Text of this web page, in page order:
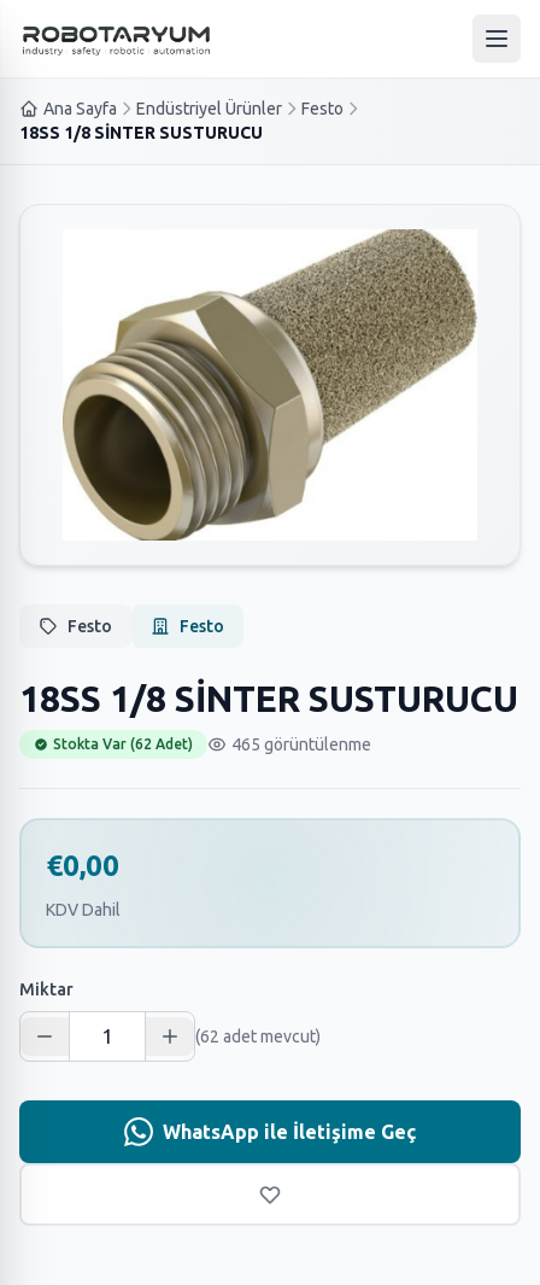
Ana içeriğe geç
Ana
Ana Sayfa Endüstriyel Ürünler
Festo
18SS 1/8 SİNTER SUSTURUCU
Festo Festo
18SS 1/8 SİNTER SUSTURUCU
Stokta Var (62 Adet) 465 görüntülenme
€0,00
KDV Dahil
Miktar
(62 adet mevcut)
WhatsApp ile İletişime Geç